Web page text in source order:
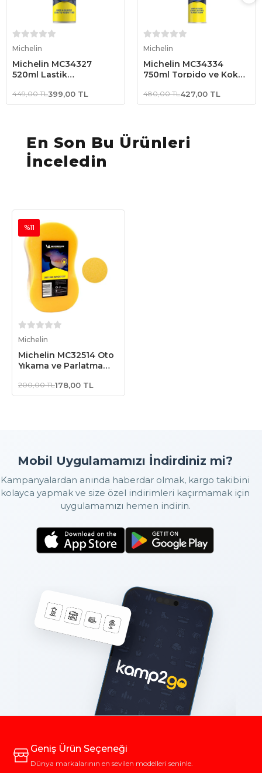
Michelin
Michelin MC34327
520ml Lastik
449,00 TL399,00 TL
Michelin
Michelin MC34334
750ml Torpido ve Kokpit
Spreyi Gizemli Aroma
480,00 TL427,00 TL
En Son Bu Ürünleri
İnceledin
Michelin
Michelin MC32514 Oto
Yıkama ve Parlatma
%11
200,00 TL178,00 TL
Mobil Uygulamamızı İndirdiniz mi?
Kampanyalardan anında haberdar olmak, kargo takibini
kolayca yapmak ve size özel indirimleri kaçırmamak için
uygulamamızı hemen indirin.
Geniş Ürün Seçeneği
Dünya markalarının en sevilen modelleri seninle.